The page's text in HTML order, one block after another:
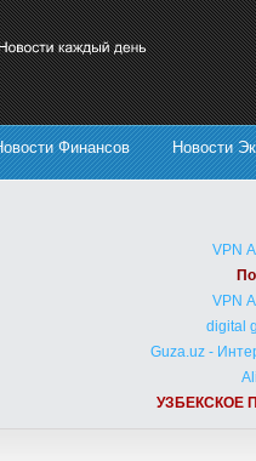
Финансов Новости
VPN
VPN
digital
Guza.uz -
УЗБЕКСКОЕ